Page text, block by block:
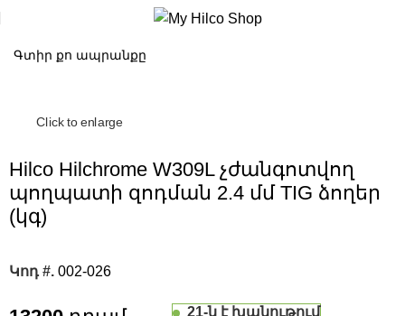
Click to enlarge
Hilco Hilchrome W309L չժանգոտվող
պողպատի զոդման 2.4 մմ TIG ձողեր
(կգ)
Կոդ #. 002-026
21-ն է խանութում